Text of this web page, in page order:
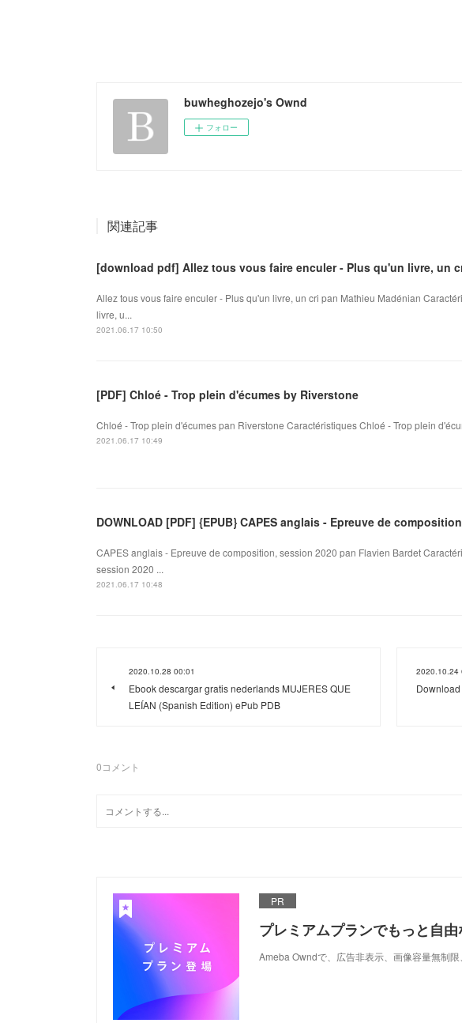
buwheghozejo's Ownd
フォロー
関連記事
[download pdf] Allez tous vous faire enculer - Plus qu'un livre, un
Allez tous vous faire enculer - Plus qu'un livre, un cri pan Mathieu Madénian
livre, u...
2021.06.17 10:50
[PDF] Chloé - Trop plein d'écumes by Riverstone
Chloé - Trop plein d'écumes pan Riverstone Caractéristiques Chloé - Trop plein
2021.06.17 10:49
DOWNLOAD [PDF] {EPUB} CAPES anglais - Epreuve de
CAPES anglais - Epreuve de composition, session 2020 pan Flavien Bardet
session 2020 ...
2021.06.17 10:48
2020.10.28 00:01
Ebook descargar gratis nederlands MUJERES QUE
LEÍAN (Spanish Edition) ePub PDB
2020.10.24
0コメント
PR
プレミアムプランでもっと自
Ameba Owndで、広告非表示、画像容量無制